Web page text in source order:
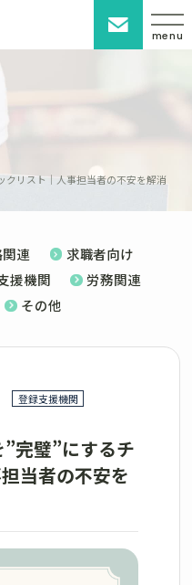
menu
クリスト｜人事担当者の不安を解消
連
求職者向け
援機関
労務関連
その他
登録支援機関
完璧”にするチ
当者の不安を